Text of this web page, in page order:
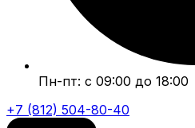
Пн-пт: с 09:00 до 18:00
+7 (812) 504-80-40